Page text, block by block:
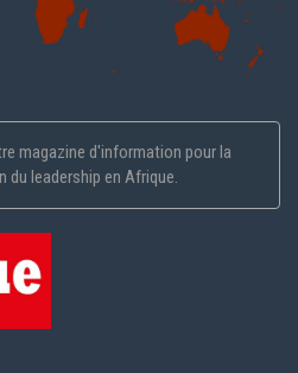
magazine d'information pour la
leadership en Afrique.